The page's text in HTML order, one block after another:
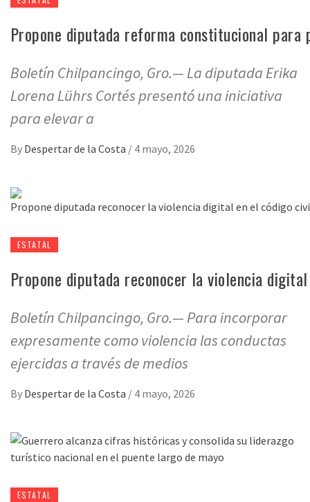
Propone diputada reforma constitucional
Boletín Chilpancingo, Gro.— La diputada Erika
Lorena Lührs Cortés presentó una iniciativa
para elevar a
By Despertar de la Costa / 4 mayo, 2026
ESTATAL
Propone diputada reconocer la violencia
Boletín Chilpancingo, Gro.— Para incorporar
expresamente como violencia las conductas
ejercidas a través de medios
By Despertar de la Costa / 4 mayo, 2026
ESTATAL